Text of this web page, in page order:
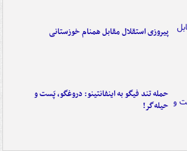
پیروزی استقلال مقابل همنام خوزستانی
حمله تند فیگو به اینفانتینو: دروغگو، پَست‌ و
حیله‌گر!